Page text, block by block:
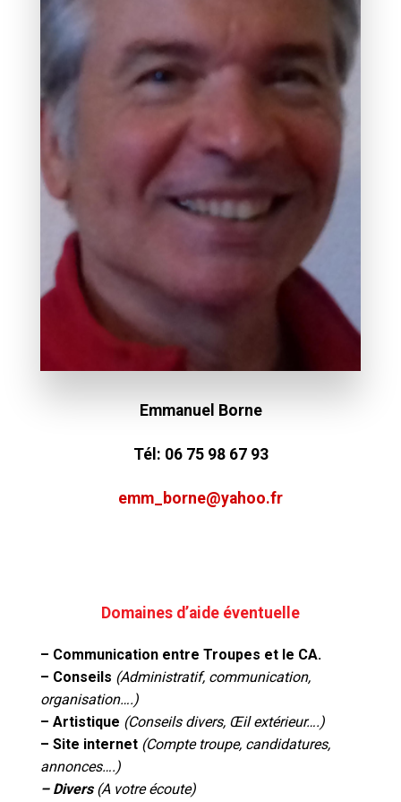
Emmanuel Borne
Tél: 06 75 98 67 93
emm_borne@yahoo.fr
Domaines d’aide éventuelle
– Communication entre Troupes et le CA.
– Conseils (Administratif, communication,
organisation….)
– Artistique (Conseils divers, Œil extérieur….)
– Site internet (Compte troupe, candidatures,
annonces….)
– Divers(A votre écoute)